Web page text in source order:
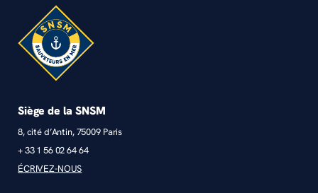
Siège de la SNSM
8, cité d’Antin, 75009 Paris
+ 33 1 56 02 64 64
ÉCRIVEZ-NOUS